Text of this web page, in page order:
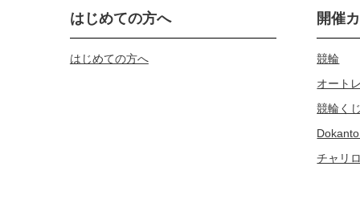
はじめての方へ
はじめての方へ
開催
競輪
オート
競輪く
チャリ